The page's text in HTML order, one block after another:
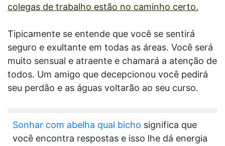
colegas de trabalho estão no caminho certo.
Tipicamente se entende que você se sentirá
seguro e exultante em todas as áreas. Você será
muito sensual e atraente e chamará a atenção de
todos. Um amigo que decepcionou você pedirá
seu perdão e as águas voltarão ao seu curso.
Sonhar com abelha qual bicho significa que
você encontra respostas e isso lhe dá energia